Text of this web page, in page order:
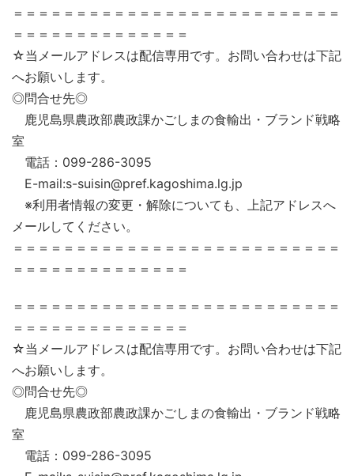
＝＝＝＝＝＝＝＝＝＝＝＝＝＝＝＝＝＝＝＝＝＝＝＝＝＝
＝＝＝＝＝＝＝＝＝＝＝＝＝＝
☆当メールアドレスは配信専用です。お問い合わせは下記
へお願いします。
◎問合せ先◎
鹿児島県農政部農政課かごしまの食輸出・ブランド戦略
室
電話：099-286-3095
E-mail:s-suisin@pref.kagoshima.lg.jp
※利用者情報の変更・解除についても、上記アドレスへ
メールしてください。
＝＝＝＝＝＝＝＝＝＝＝＝＝＝＝＝＝＝＝＝＝＝＝＝＝＝
＝＝＝＝＝＝＝＝＝＝＝＝＝＝
＝＝＝＝＝＝＝＝＝＝＝＝＝＝＝＝＝＝＝＝＝＝＝＝＝＝
＝＝＝＝＝＝＝＝＝＝＝＝＝＝
☆当メールアドレスは配信専用です。お問い合わせは下記
へお願いします。
◎問合せ先◎
鹿児島県農政部農政課かごしまの食輸出・ブランド戦略
室
電話：099-286-3095